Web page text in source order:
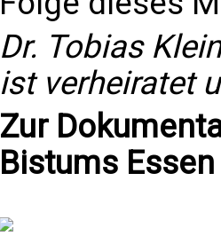
Dr. Tobias
ist verheiratet
Zur
Bistums